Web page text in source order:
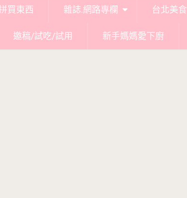
買東西 雜誌.網路專欄 台北美食
邀稿/試吃/試用 新手媽媽愛下廚